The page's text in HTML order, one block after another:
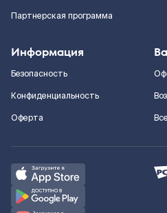
Партнерская программа
Информация
Безопасность
Конфиденциальность
Оферта